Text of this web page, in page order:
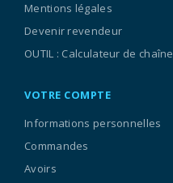
Mentions légales
Devenir revendeur
OUTIL : Calculateur de chaîne
VOTRE COMPTE
Informations personnelles
Commandes
Avoirs